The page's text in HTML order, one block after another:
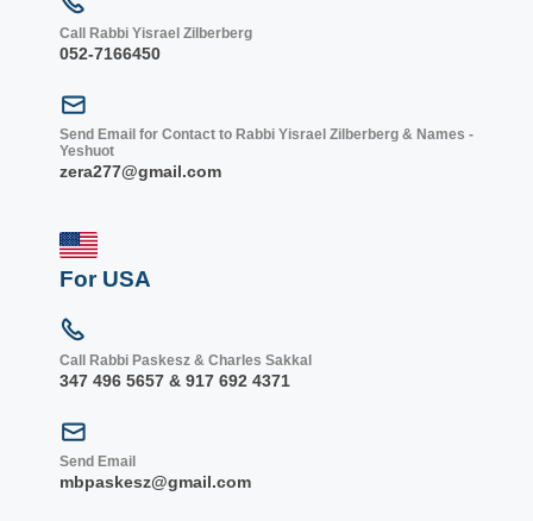
Call Rabbi Yisrael Zilberberg
052-7166450
Send Email for Contact to Rabbi Yisrael Zilberberg & Names -
Yeshuot
zera277@gmail.com
For USA
Call Rabbi Paskesz & Charles Sakkal
347 496 5657 & 917 692 4371
Send Email
mbpaskesz@gmail.com